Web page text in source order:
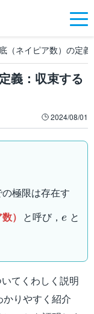
（ネイピア数）の定
義：収束する
2024/08/01
の極限は存在す
） と呼び，e
e と
てくわしく説明
りやすく紹介